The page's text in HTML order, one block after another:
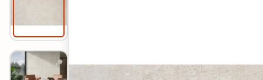
Salle de
Bain
Colle &
Finition
Carrelage
Salle de
Bain
Stratifié
Bois
clair
PVC
Lames